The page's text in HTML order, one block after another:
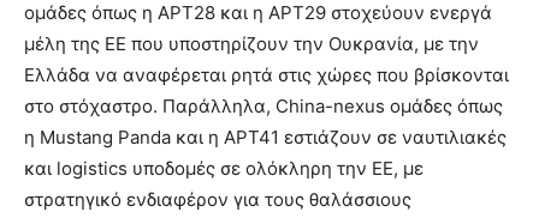
ομάδες όπως η APT28 και η APT29 στοχεύουν ενεργά
μέλη της ΕΕ που υποστηρίζουν την Ουκρανία, με την
Ελλάδα να αναφέρεται ρητά στις χώρες που βρίσκονται
στο στόχαστρο. Παράλληλα, China-nexus ομάδες όπως
η Mustang Panda και η APT41 εστιάζουν σε ναυτιλιακές
και logistics υποδομές σε ολόκληρη την ΕΕ, με
στρατηγικό ενδιαφέρον για τους θαλάσσιους